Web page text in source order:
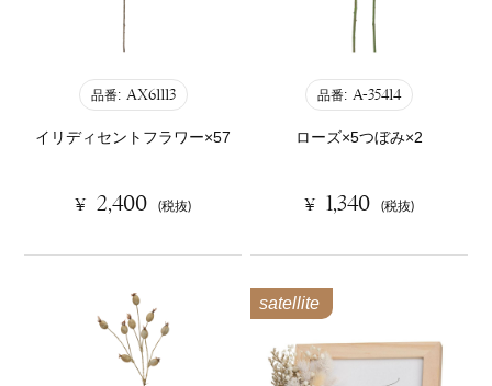
品番: AX61113
イリディセントフラワー×57
¥ 2,400 (税抜)
品番: A-35414
ローズ×5つぼみ×2
¥ 1,340 (税抜)
satellite